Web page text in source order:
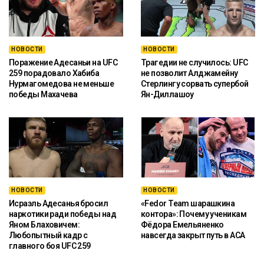
НОВОСТИ
Поражение Адесаньи на UFC
259 порадовало Хабиба
Нурмагомедова не меньше
победы Махачева
НОВОСТИ
Трагедии не случилось: UFC
не позволит Алджамейну
Стерлингу сорвать супербой
Ян-Диллашоу
НОВОСТИ
Исраэль Адесанья бросил
наркотики ради победы над
Яном Блаховичем:
Любопытный кадр с
главного боя UFC 259
НОВОСТИ
«Fedor Team шарашкина
контора»: Почему ученикам
Фёдора Емельяненко
навсегда закрыт путь в ACA